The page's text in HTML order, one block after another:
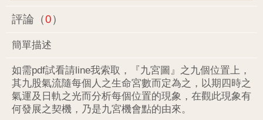
評論（0）
簡單描述
如需pdf試看請line我索取，『九宮圖』之九個位置上，
其九股氣流隨每個人之生命宮數而定為之，以期四時之
氣運及日軌之光而分析每個位置的現象，在觀此現象有
何發展之契機，乃是九宮機會點的由來。